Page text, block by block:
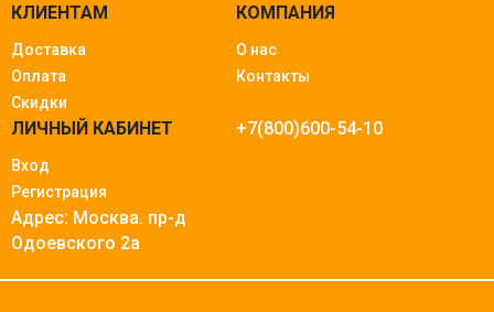
КЛИЕНТАМ
Доставка
Оплата
Скидки
КОМПАНИЯ
О нас
Контакты
ЛИЧНЫЙ КАБИНЕТ
Вход
Регистрация
+7(800)600-54-10
Адрес: Москва. пр-д
Одоевского 2а